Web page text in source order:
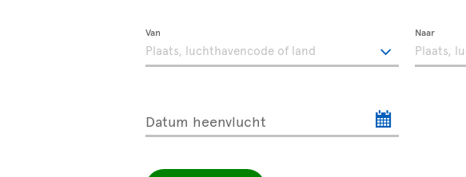
Van Naar
Datum heenvlucht